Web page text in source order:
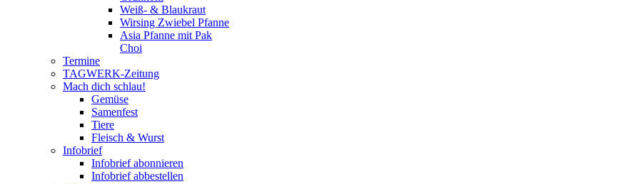
Weiß- & Blaukraut
Wirsing Zwiebel Pfanne
Asia Pfanne mit Pak
Choi
Termine
TAGWERK-Zeitung
Mach dich schlau!
Gemüse
Samenfest
Tiere
Fleisch & Wurst
Infobrief
Infobrief abonnieren
Infobrief abbestellen